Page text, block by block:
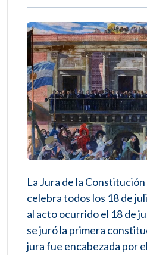
La Jura de la
celebra todos los 18 de
al acto ocurrido el 18 de
se juró la primera
jura fue encabezada por